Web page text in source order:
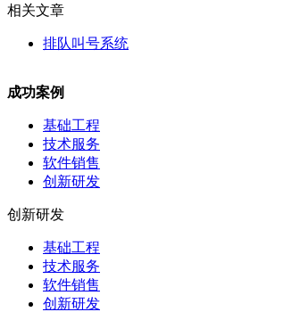
相关文章
排队叫号系统
成功案例
基础工程
技术服务
软件销售
创新研发
创新研发
基础工程
技术服务
软件销售
创新研发